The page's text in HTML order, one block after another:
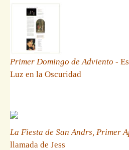
Primer Domingo de Adviento -
Luz en la Oscuridad
La Fiesta de San Andrs, Primer
llamada de Jess